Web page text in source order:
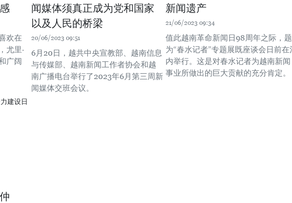
欢在
尤里·
广阔
闻媒体须真正成为党和国家
以及人民的桥梁
20/06/2023 09:51
6月20日，越共中央宣教部、越南信息
与传媒部、越南新闻工作者协会和越
南广播电台举行了2023年6月第三周新
闻媒体交班会议。
新闻遗产
21/06/2023 09:34
值此越南革命新闻日98周年之际，题
为“春水记者”专题展既座谈会日前在
内举行。这是对春水记者为越南新闻
事业所做出的巨大贡献的充分肯定。